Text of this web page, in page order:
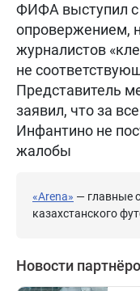
ФИФА выступил с
опровержением,
журналистов
не
Представитель
заявил, что за
Инфантино не
жалобы
«Arena» — главные
казахстанского